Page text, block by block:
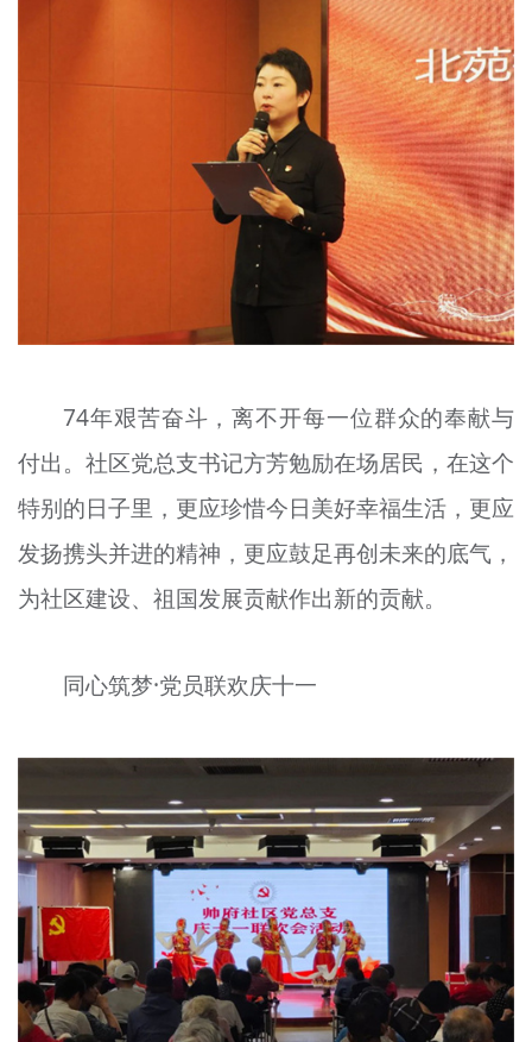
74年艰苦奋斗，离不开每一位群众的奉献与
付出。社区党总支书记方芳勉励在场居民，在这个
特别的日子里，更应珍惜今日美好幸福生活，更应
发扬携头并进的精神，更应鼓足再创未来的底气，
为社区建设、祖国发展贡献作出新的贡献。
同心筑梦·党员联欢庆十一